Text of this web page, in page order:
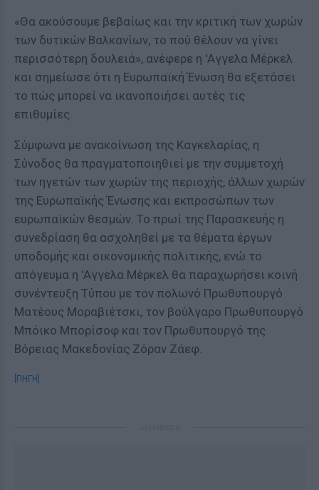
«Θα ακούσουμε βεβαίως και την κριτική των χωρών
των δυτικών Βαλκανίων, το πού θέλουν να γίνει
περισσότερη δουλειά», ανέφερε η 'Αγγελα Μέρκελ
και σημείωσε ότι η Ευρωπαϊκή Ένωση θα εξετάσει
το πώς μπορεί να ικανοποιήσει αυτές τις
επιθυμίες.
Σύμφωνα με ανακοίνωση της Καγκελαρίας, η
Σύνοδος θα πραγματοποιηθιεί με την συμμετοχή
των ηγετών των χωρών της περιοχής, άλλων χωρών
της Ευρωπαϊκής Ένωσης και εκπροσώπων των
ευρωπαϊκών θεσμών. Το πρωί της Παρασκευής η
συνεδρίαση θα ασχοληθεί με τα θέματα έργων
υποδομής και οικονομικής πολιτικής, ενώ το
απόγευμα η 'Αγγελα Μέρκελ θα παραχωρήσει κοινή
συνέντευξη Τύπου με τον πολωνό Πρωθυπουργό
Ματέους Μοραβιέτσκι, τον βούλγαρο Πρωθυπουργό
Μπόικο Μπορίσοφ και τον Πρωθυπουργό της
Βόρειας Μακεδονίας Ζόραν Ζάεφ.
[ΠΗΓΗ]